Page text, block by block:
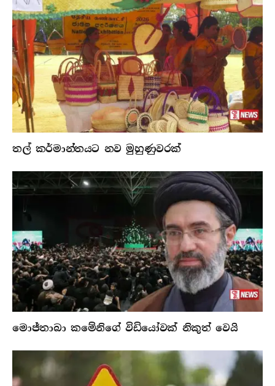
තල් කර්මාන්තයට නව මුහුණුවරක්
මොජ්තාබා කමේනිගේ විඩියෝවක් නිකුත් වෙයි